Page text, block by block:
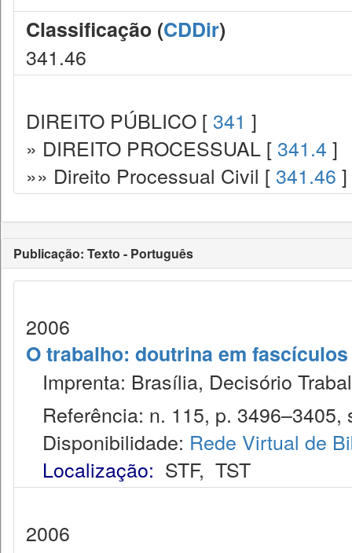
Classificação (CDDir)
341.46
DIREITO PÚBLICO [ 341 ]
» DIREITO PROCESSUAL [ 341.4 ]
»» Direito Processual Civil [ 341.46 ]
Publicação: Texto - Português
2006
O trabalho: doutrina em
Imprenta: Brasília, Decisório
Referência: n. 115, p. 3496–3405,
Disponibilidade: Rede Virtual de
Localização: STF, TST
2006